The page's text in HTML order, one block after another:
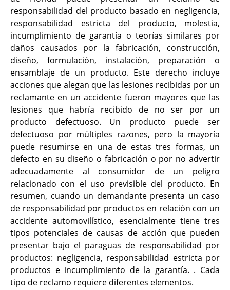
responsabilidad del producto basado en negligencia,
responsabilidad estricta del producto, molestia,
incumplimiento de garantía o teorías similares por
daños causados por la fabricación, construcción,
diseño, formulación, instalación, preparación o
ensamblaje de un producto. Este derecho incluye
acciones que alegan que las lesiones recibidas por un
reclamante en un accidente fueron mayores que las
lesiones que habría recibido de no ser por un
producto defectuoso. Un producto puede ser
defectuoso por múltiples razones, pero la mayoría
puede resumirse en una de estas tres formas, un
defecto en su diseño o fabricación o por no advertir
adecuadamente al consumidor de un peligro
relacionado con el uso previsible del producto. En
resumen, cuando un demandante presenta un caso
de responsabilidad por productos en relación con un
accidente automovilístico, esencialmente tiene tres
tipos potenciales de causas de acción que pueden
presentar bajo el paraguas de responsabilidad por
productos: negligencia, responsabilidad estricta por
productos e incumplimiento de la garantía. . Cada
tipo de reclamo requiere diferentes elementos.